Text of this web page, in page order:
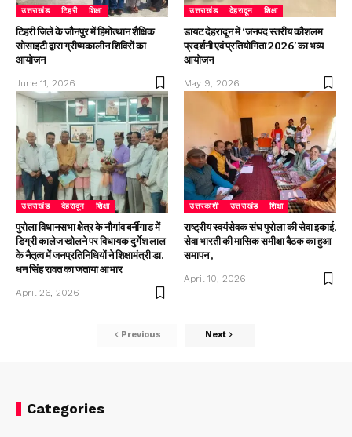
उत्तराखंड टिहरी शिक्षा
टिहरी जिले के जौनपुर में हिमोत्थान शैक्षिक
सोसाइटी द्वारा ग्रीष्मकालीन शिविरों का
आयोजन
June 11, 2026
उत्तराखंड देहरादून शिक्षा
डायट देहरादून में ‘जनपद स्तरीय कौशलम
प्रदर्शनी एवं प्रतियोगिता 2026’ का भव्य
आयोजन
May 9, 2026
उत्तराखंड देहरादून शिक्षा
पुरोला विधानसभा क्षेत्र के नौगांव बर्नीगाड में
डिग्री कालेज खोलने पर विधायक दुर्गेश लाल
के नैतृत्व में जनप्रतिनिधियों ने शिक्षामंत्री डा.
धन सिंह रावत का जताया आभार
April 26, 2026
उत्तरकाशी उत्तराखंड शिक्षा
राष्ट्रीय स्वयंसेवक संघ पुरोला की सेवा इकाई,
सेवा भारती की मासिक समीक्षा बैठक का हुआ
समापन ,
April 10, 2026
Previous Next
Categories